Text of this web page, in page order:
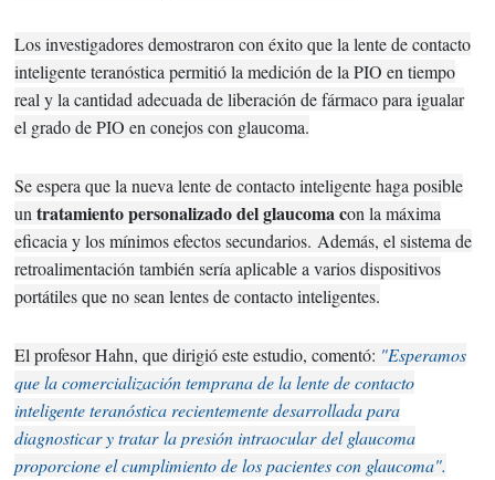
Los investigadores demostraron con éxito que la lente de contacto
inteligente teranóstica permitió la medición de la PIO en tiempo
real y la cantidad adecuada de liberación de fármaco para igualar
el grado de PIO en conejos con glaucoma.
Se espera que la nueva lente de contacto inteligente haga posible
untratamiento personalizado del glaucoma con la máxima
eficacia y los mínimos efectos secundarios. Además, el sistema de
retroalimentación también sería aplicable a varios dispositivos
portátiles que no sean lentes de contacto inteligentes.
El profesor Hahn, que dirigió este estudio, comentó: "Esperamos
que la comercialización temprana de la lente de contacto
inteligente teranóstica recientemente desarrollada para
diagnosticar y tratarla presión intraoculardel glaucoma
proporcione el cumplimiento de los pacientes con glaucoma".